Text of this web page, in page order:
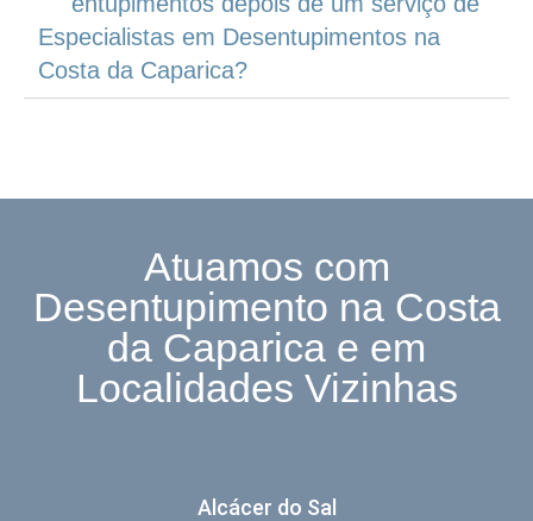
Especialistas em Desentupimentos na
Costa da Caparica?
Atuamos com
Desentupimento na Costa
da Caparica e em
Localidades Vizinhas
Alcácer do Sal